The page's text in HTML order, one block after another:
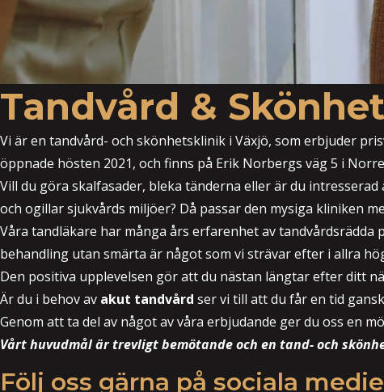
Tandvård &
Vi är en tandvård- och skönhetsklinik i Växjö, som erbjuder
öppnade hösten 2021, och finns på Erik Norbergs väg 5 i
Vill du göra skalfasader, bleka tänderna eller är du
och ogillar sjukvårds miljöer? Då passar den mysiga kliniken
Våra tandläkare har många års erfarenhet av
behandling utan smärta är något som vi strävar efter i allra
Den positiva upplevelsen gör att du nästan längtar efter ditt
Är du i behov av akut tandvård ser vi till att du får en tid
Genom att ta del av något av våra erbjudande ger du oss en
Vårt huvudmål är trevligt bemötande och en tand- och
Följ oss gärna på sociala